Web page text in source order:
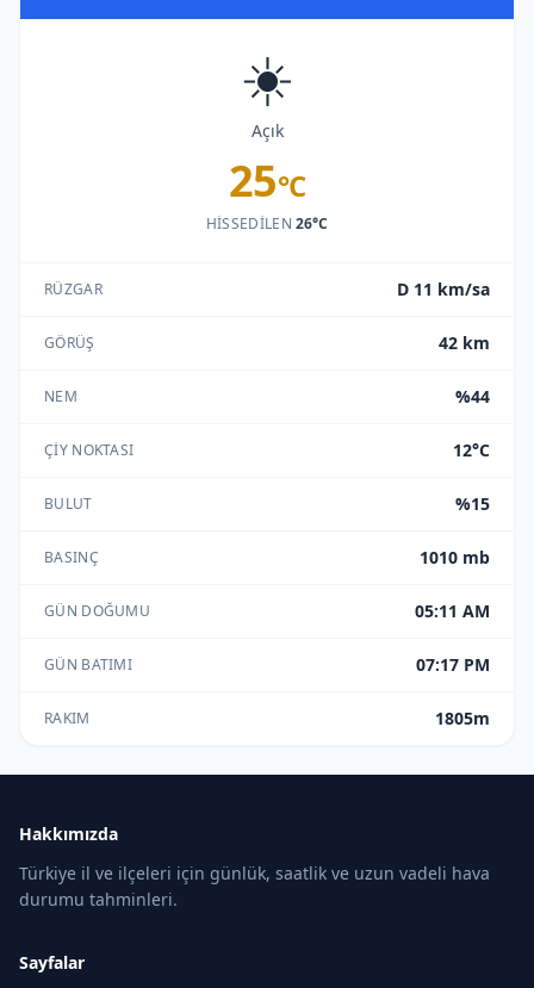
☀️
Açık
25°C
HISSEDILEN26°C
RÜZGAR D 11 km/sa
GÖRÜŞ 42 km
NEM %44
ÇIY NOKTASI 12°C
BULUT %15
BASINÇ 1010 mb
GÜN DOĞUMU 05:11 AM
GÜN BATIMI 07:17 PM
RAKIM 1805m
Hakkımızda
Türkiye il ve ilçeleri için günlük, saatlik ve uzun vadeli hava
durumu tahminleri.
Sayfalar